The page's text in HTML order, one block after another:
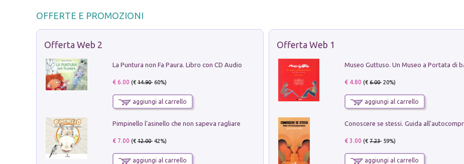
OFFERTE E PROMOZIONI
Offerta Web 2
La Puntura non Fa Paura. Libro con CD Audio
€ 6.00 (€14.90- 60%)
aggiungi al carrello
Pimpinello l'asinello che non sapeva ragliare
€ 7.00 (€12.00- 42%)
aggiungi al carrello
Offerta Web 1
€ 4.80 (€6.00- 20%)
aggiungi al carrello
€ 3.00 (€7.23- 59%)
aggiungi al carrello